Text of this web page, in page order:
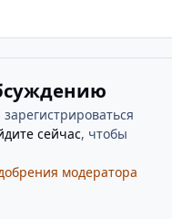
сейчас, чтобы
модератора